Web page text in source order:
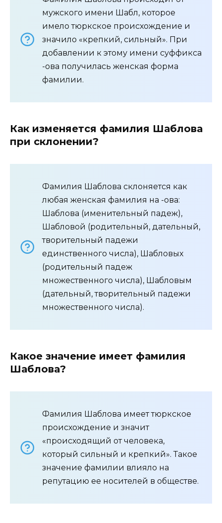
мужского имени Шабл, которое
имело тюркское происхождение и
значило «крепкий, сильный». При
добавлении к этому имени суффикса
-ова получилась женская форма
фамилии.
Как изменяется фамилия Шаблова
при склонении?
Фамилия Шаблова склоняется как
любая женская фамилия на -ова:
Шаблова (именительный падеж),
Шабловой (родительный, дательный,
творительный падежи
единственного числа), Шабловых
(родительный падеж
множественного числа), Шабловым
(дательный, творительный падежи
множественного числа).
Какое значение имеет фамилия
Шаблова?
Фамилия Шаблова имеет тюркское
происхождение и значит
«происходящий от человека,
который сильный и крепкий». Такое
значение фамилии влияло на
репутацию ее носителей в обществе.